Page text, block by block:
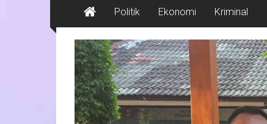
Media
Online
Jawa
Timur
Politik Ekonomi Kriminal